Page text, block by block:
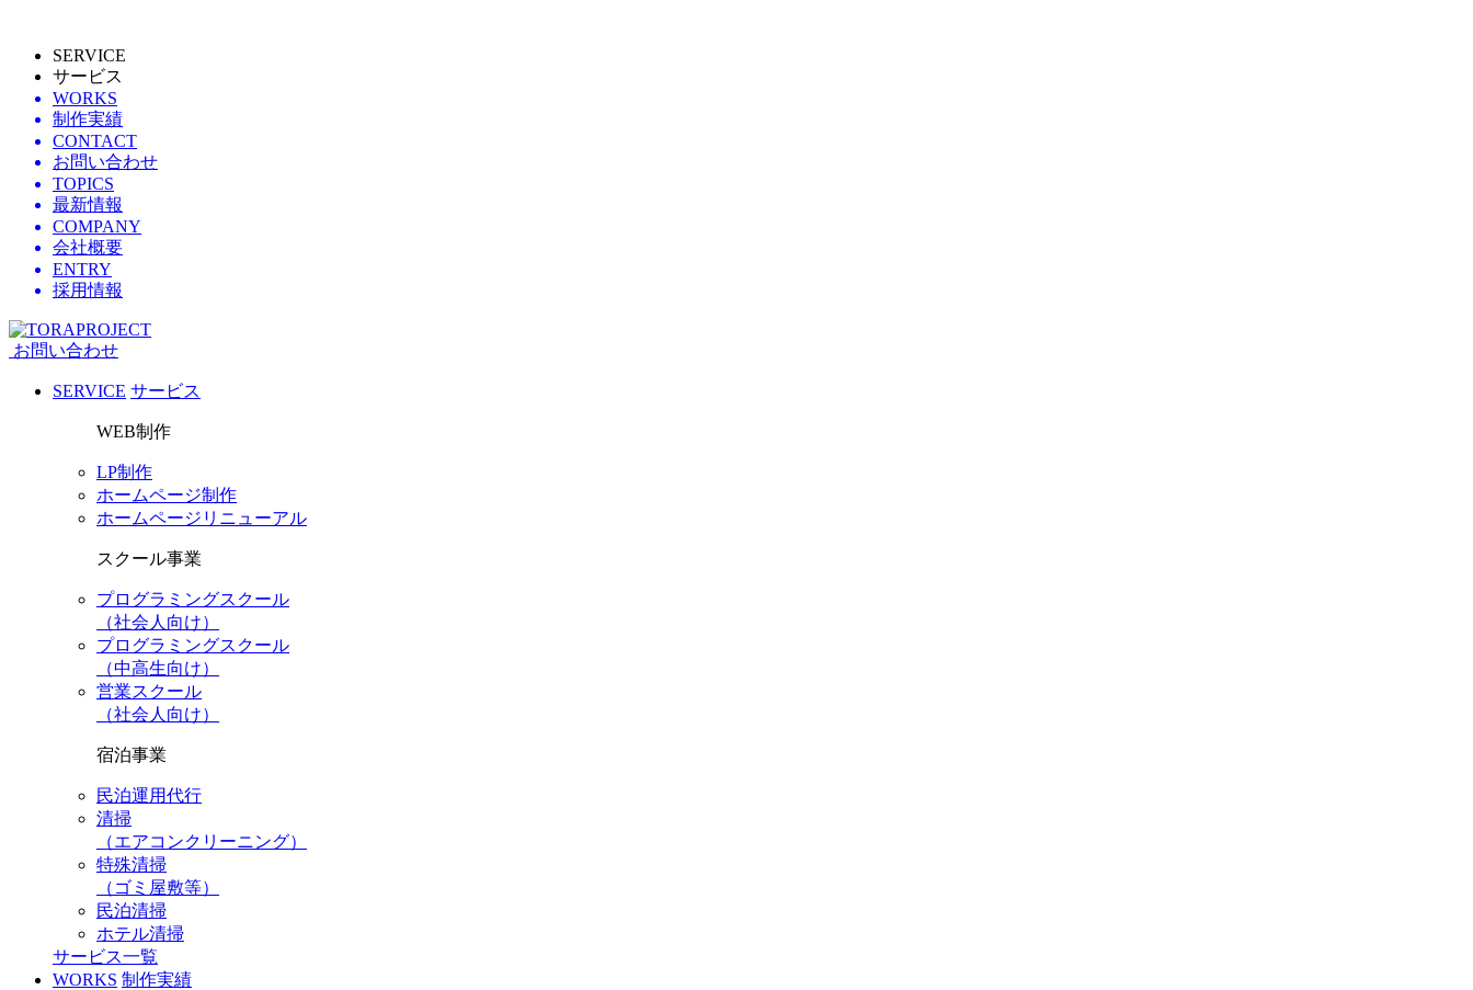
SERVICE
サービス
WORKS
制作実績
CONTACT
お問い合わせ
TOPICS
最新情報
COMPANY
会社概要
ENTRY
採用情報
お問い合わせ
SERVICE サービス
WEB制作
LP制作
ホームページ制作
ホームページリニューアル
スクール事業
プログラミングスクール
（社会人向け）
プログラミングスクール
（中高生向け）
営業スクール
（社会人向け）
宿泊事業
民泊運用代行
清掃
（エアコンクリーニング）
特殊清掃
（ゴミ屋敷等）
民泊清掃
ホテル清掃
サービス一覧
WORKS 制作実績